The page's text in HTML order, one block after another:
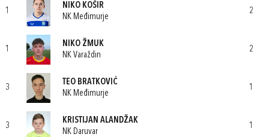
1
NIKO KOŠIR
NK Međimurje
2
1
NIKO ŽMUK
NK Varaždin
2
3
TEO BRATKOVIĆ
NK Međimurje
1
3
KRISTIJAN ALANDŽAK
NK Daruvar
1